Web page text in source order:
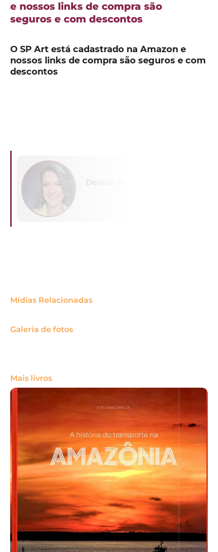
e nossos links de compra são
seguros e com descontos
O SP Art está cadastrado na Amazon e
nossos links de compra são seguros e com
descontos
Denise Machado
Mídias Relacionadas
Galeria de fotos
Mais livros